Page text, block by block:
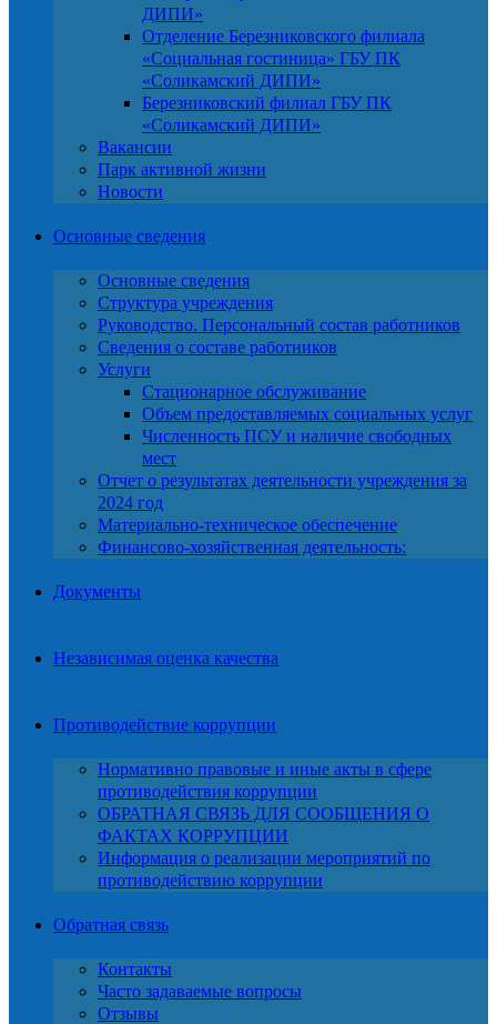
ДИПИ»
Отделение Березниковского филиала
«Социальная гостиница» ГБУ ПК
«Соликамский ДИПИ»
Березниковский филиал ГБУ ПК
«Соликамский ДИПИ»
Вакансии
Парк активной жизни
Новости
Основные сведения
Основные сведения
Структура учреждения
Руководство. Персональный состав работников
Сведения о составе работников
Услуги
Стационарное обслуживание
Объем предоставляемых социальных услуг
Численность ПСУ и наличие свободных
мест
Отчет о результатах деятельности учреждения за
2024 год
Материально-техническое обеспечение
Финансово-хозяйственная деятельность:
Документы
Независимая оценка качества
Противодействие коррупции
Нормативно правовые и иные акты в сфере
противодействия коррупции
ОБРАТНАЯ СВЯЗЬ ДЛЯ СООБЩЕНИЯ О
ФАКТАХ КОРРУПЦИИ
Информация о реализации мероприятий по
противодействию коррупции
Обратная связь
Контакты
Часто задаваемые вопросы
Отзывы